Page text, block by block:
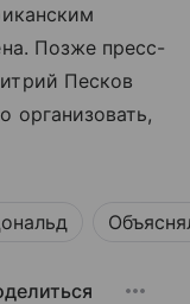
Позже пресс-
Песков
организовать,